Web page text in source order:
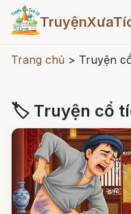
Trang chủ > Truyện
🏷 Truyện cổ